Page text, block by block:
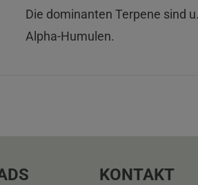
Die dominanten Terpene sind
Alpha-Humulen.
KONTAKT